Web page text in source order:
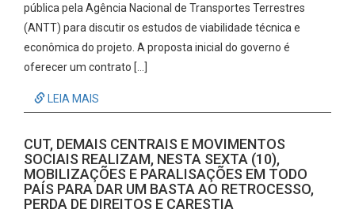
pública pela Agência Nacional de Transportes Terrestres
(ANTT) para discutir os estudos de viabilidade técnica e
econômica do projeto. A proposta inicial do governo é
oferecer um contrato […]
LEIA MAIS
CUT, DEMAIS CENTRAIS E MOVIMENTOS
SOCIAIS REALIZAM, NESTA SEXTA (10),
MOBILIZAÇÕES E PARALISAÇÕES EM TODO
PAÍS PARA DAR UM BASTA AO RETROCESSO,
PERDA DE DIREITOS E CARESTIA